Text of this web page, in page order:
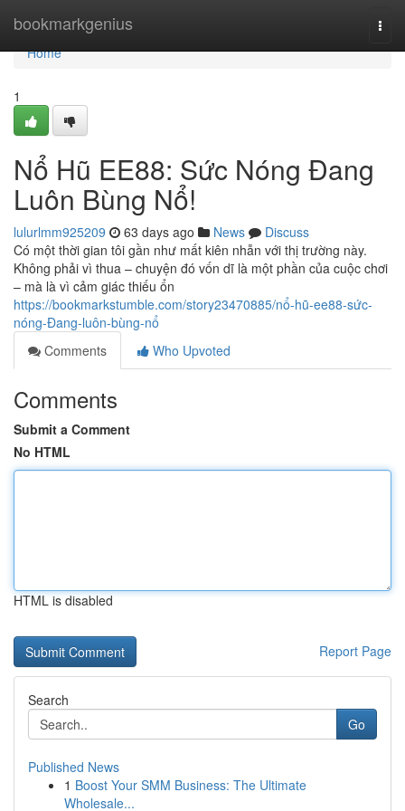
bookmarkgenius
Home
Home
1
Nổ Hũ EE88: Sức Nóng Đang
Luôn Bùng Nổ!
lulurlmm925209 63 days ago News
Discuss
Có một thời gian tôi gần như mất kiên nhẫn với thị trường này.
Không phải vì thua – chuyện đó vốn dĩ là một phần của cuộc chơi
– mà là vì cảm giác thiếu ổn
https://bookmarkstumble.com/story23470885/nổ-hũ-ee88-sức-
nóng-Đang-luôn-bùng-nổ
Comments
Who Upvoted
Comments
Submit a Comment
No HTML
HTML is disabled
Report Page
Search
Go
Published News
1 Boost Your SMM Business: The Ultimate
Wholesale...